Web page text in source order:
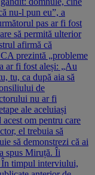
nu-l pun eu”, a
pas ar fi fost
să permită ulterior
afirmă că
prezintă „probleme
ar fi fost aleși: „Au
tu, ca după aia să
de
nu ar fi
ale aceluiași
om pentru care
el trebuia să
să demonstrezi că ai
spus Miruță. Îi
În timpul interviului,